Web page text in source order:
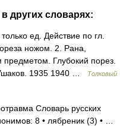
других словарях:
ед. Действие по гл.
ножом. 2. Рана,
Глубокий порез.
1935 1940 …
Толковый
Словарь русских
8 • лябреник (3) • …